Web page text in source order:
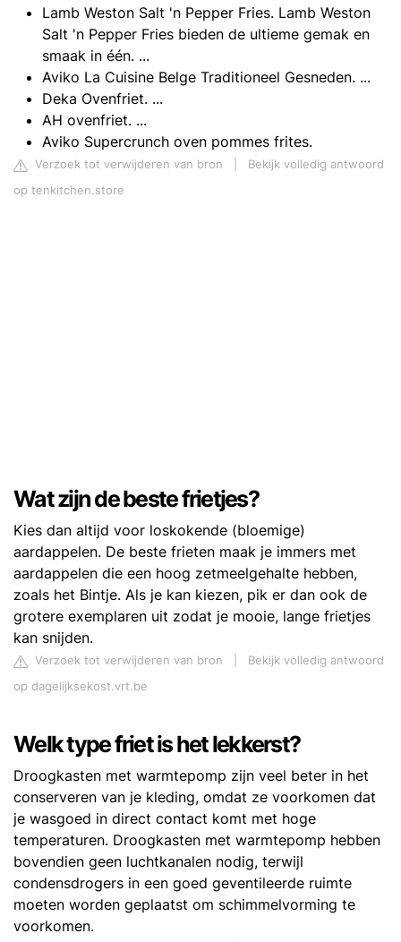
Lamb Weston Salt 'n Pepper Fries. Lamb Weston
Salt 'n Pepper Fries bieden de ultieme gemak en
smaak in één. ...
Aviko La Cuisine Belge Traditioneel Gesneden. ...
Deka Ovenfriet. ...
AH ovenfriet. ...
Aviko Supercrunch oven pommes frites.
Verzoek tot verwijderen van bron
Bekijk volledig antwoord
op tenkitchen.store
Wat zijn de beste frietjes?
Kies dan altijd voor loskokende (bloemige)
aardappelen. De beste frieten maak je immers met
aardappelen die een hoog zetmeelgehalte hebben,
zoals het Bintje. Als je kan kiezen, pik er dan ook de
grotere exemplaren uit zodat je mooie, lange frietjes
kan snijden.
Verzoek tot verwijderen van bron
Bekijk volledig antwoord
op dagelijksekost.vrt.be
Welk type friet is het lekkerst?
Droogkasten met warmtepomp zijn veel beter in het
conserveren van je kleding, omdat ze voorkomen dat
je wasgoed in direct contact komt met hoge
temperaturen. Droogkasten met warmtepomp hebben
bovendien geen luchtkanalen nodig, terwijl
condensdrogers in een goed geventileerde ruimte
moeten worden geplaatst om schimmelvorming te
voorkomen.